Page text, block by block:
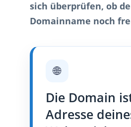
sich überprüfen, ob
Domainname noch
🌐
Die Domain
Adresse